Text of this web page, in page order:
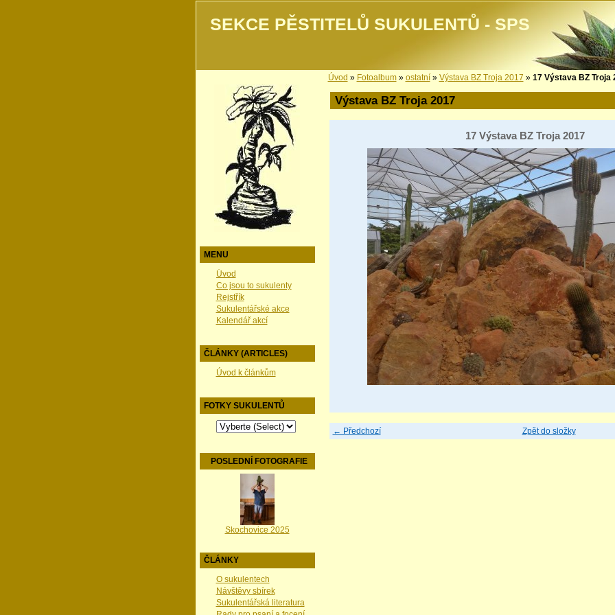
SEKCE PĚSTITELŮ SUKULENTŮ - SPS
MENU
Úvod
Co jsou to sukulenty
Rejstřík
Sukulentářské akce
Kalendář akcí
ČLÁNKY (ARTICLES)
Úvod k článkům
FOTKY SUKULENTŮ
POSLEDNÍ FOTOGRAFIE
Skochovice 2025
ČLÁNKY
O sukulentech
Návštěvy sbírek
Sukulentářská literatura
Úvod » Fotoalbum» ostatní» Výstava BZ Troja 2017 » 17 Výstava BZ Troja
Výstava BZ Troja 2017
17 Výstava BZ Troja 2017
← Předchozí Zpět do složky